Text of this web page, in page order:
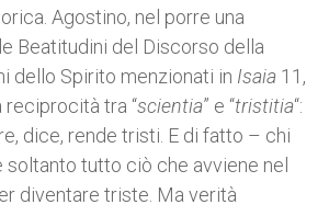
Agostino, nel porre una
Beatitudini del Discorso della
dello Spirito menzionati in Isaia 11,
reciprocità tra “scientia” e “tristitia“:
dice, rende tristi. E di fatto – chi
soltanto tutto ciò che avviene nel
diventare triste. Ma verità